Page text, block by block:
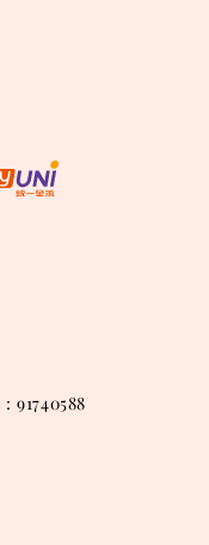
91740588